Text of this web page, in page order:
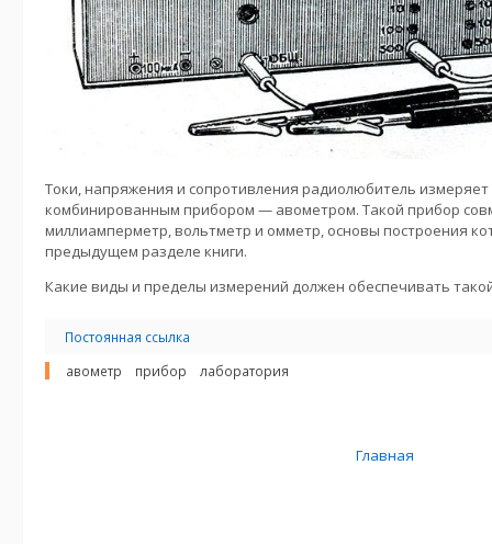
Токи, напряжения и сопротивления радиолюбитель
комбинированным прибором — авометром. Такой прибор
миллиамперметр, вольтметр и омметр, основы построения
предыдущем разделе книги.
Какие виды и пределы измерений должен обеспечивать
Постоянная ссылка
авометр
прибор лаборатория
Главная